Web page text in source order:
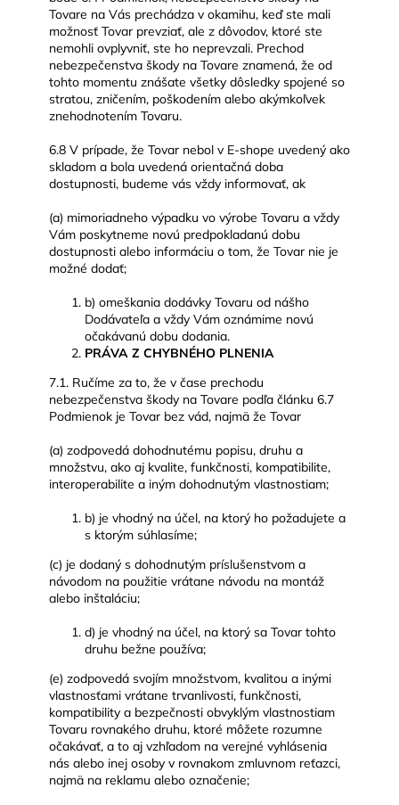
Tovare na Vás prechádza v okamihu, keď ste mali
možnosť Tovar prevziať, ale z dôvodov, ktoré ste
nemohli ovplyvniť, ste ho neprevzali. Prechod
nebezpečenstva škody na Tovare znamená, že od
tohto momentu znášate všetky dôsledky spojené so
stratou, zničením, poškodením alebo akýmkoľvek
znehodnotením Tovaru.
6.8 V prípade, že Tovar nebol v E-shope uvedený ako
skladom a bola uvedená orientačná doba
dostupnosti, budeme vás vždy informovať, ak
(a) mimoriadneho výpadku vo výrobe Tovaru a vždy
Vám poskytneme novú predpokladanú dobu
dostupnosti alebo informáciu o tom, že Tovar nie je
možné dodať;
b) omeškania dodávky Tovaru od nášho
Dodávateľa a vždy Vám oznámime novú
očakávanú dobu dodania.
PRÁVA Z CHYBNÉHO PLNENIA
7.1. Ručíme za to, že v čase prechodu
nebezpečenstva škody na Tovare podľa článku 6.7
Podmienok je Tovar bez vád, najmä že Tovar
(a) zodpovedá dohodnutému popisu, druhu a
množstvu, ako aj kvalite, funkčnosti, kompatibilite,
interoperabilite a iným dohodnutým vlastnostiam;
b) je vhodný na účel, na ktorý ho požadujete a
s ktorým súhlasíme;
(c) je dodaný s dohodnutým príslušenstvom a
návodom na použitie vrátane návodu na montáž
alebo inštaláciu;
d) je vhodný na účel, na ktorý sa Tovar tohto
druhu bežne používa;
(e) zodpovedá svojím množstvom, kvalitou a inými
vlastnosťami vrátane trvanlivosti, funkčnosti,
kompatibility a bezpečnosti obvyklým vlastnostiam
Tovaru rovnakého druhu, ktoré môžete rozumne
očakávať, a to aj vzhľadom na verejné vyhlásenia
nás alebo inej osoby v rovnakom zmluvnom reťazci,
najmä na reklamu alebo označenie;